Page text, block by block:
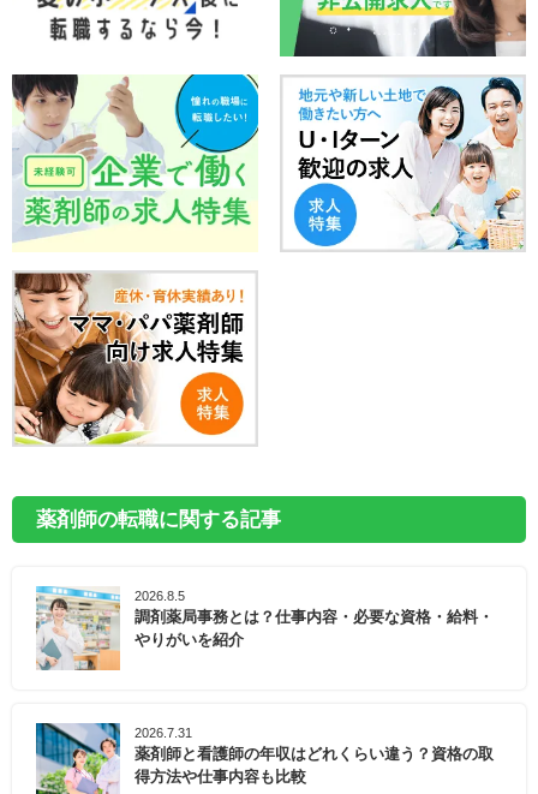
薬剤師の転職に関する記事
2026.8.5
調剤薬局事務とは？仕事内容・必要な資格・給料・
やりがいを紹介
2026.7.31
薬剤師と看護師の年収はどれくらい違う？資格の取
得方法や仕事内容も比較